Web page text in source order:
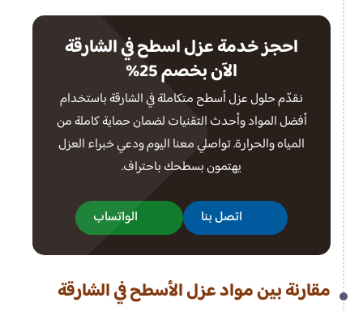
احجز خدمة عزل اسطح في الشارقة
الآن بخصم 25%
نقدّم حلول عزل أسطح متكاملة في الشارقة باستخدام
أفضل المواد وأحدث التقنيات لضمان حماية كاملة من
المياه والحرارة. تواصلي معنا اليوم ودعي خبراء العزل
يهتمون بسطحك باحتراف.
اتصل بنا الواتساب
مقارنة بين مواد عزل الأسطح في الشارقة